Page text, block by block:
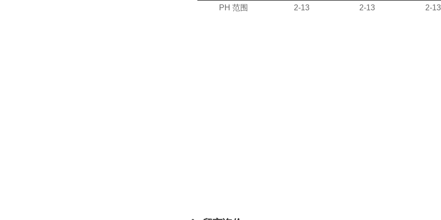
PH 范围 2-13 2-13 2-13